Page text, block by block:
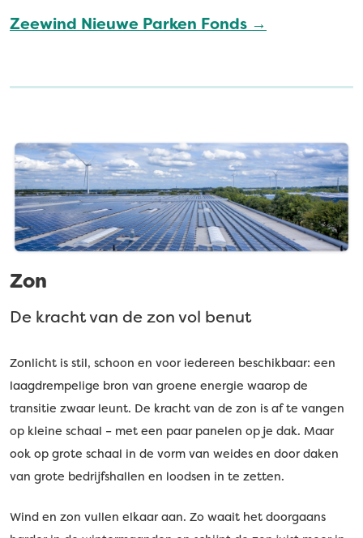
Zeewind Nieuwe Parken Fonds →
Zon
De kracht van de zon vol benut
Zonlicht is stil, schoon en voor iedereen beschikbaar: een
laagdrempelige bron van groene energie waarop de
transitie zwaar leunt. De kracht van de zon is af te vangen
op kleine schaal – met een paar panelen op je dak. Maar
ook op grote schaal in de vorm van weides en door daken
van grote bedrijfshallen en loodsen in te zetten.
Wind en zon vullen elkaar aan. Zo waait het doorgaans